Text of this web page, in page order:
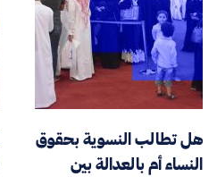
هل تطالب النسوية بحقوق
النساء أم بالعدالة بين